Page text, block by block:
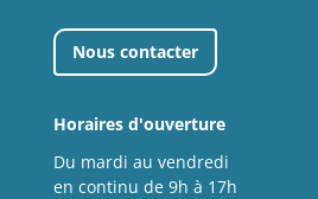
Nous contacter
Horaires d'ouverture
Du mardi au vendredi
en continu de 9h à 17h